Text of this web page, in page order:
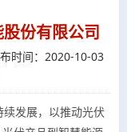
股份有限公司
时间：2020-10-03
发展，以推动光伏